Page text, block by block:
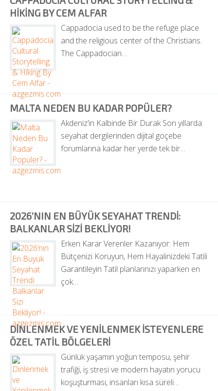
HIKING BY CEM ALFAR
Cappadocia used to be the refuge place
and the religious center of the Christians.
The Cappadocian…
MALTA NEDEN BU KADAR POPÜLER?
Akdeniz’in Kalbinde Bir Durak Son yıllarda
seyahat dergilerinden dijital göçebe
forumlarına kadar her yerde tek bir…
2026’NIN EN BÜYÜK SEYAHAT TRENDI:
BALKANLAR SIZI BEKLIYOR!
Erken Karar Verenler Kazanıyor: Hem
Bütçenizi Koruyun, Hem Hayalinizdeki Tatili
Garantileyin Tatil planlarınızı yaparken en
çok…
DINLENMEK VE YENILENMEK İSTEYENLERE
ÖZEL TATIL BÖLGELERI
Günlük yaşamın yoğun temposu, şehir
trafiği, iş stresi ve modern hayatın yorucu
koşuşturması, insanları kısa süreli…